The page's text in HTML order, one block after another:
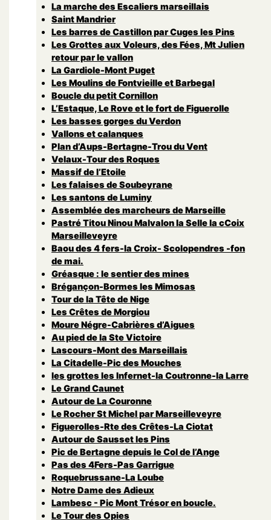
La marche des Escaliers marseillais
Saint Mandrier
Les barres de Castillon par Cuges les Pins
Les Grottes aux Voleurs, des Fées, Mt Julien
retour par le vallon
La Gardiole-Mont Puget
Les Moulins de Fontvieille et Barbegal
Boucle du petit Cornillon
L’Estaque, Le Rove et le fort de Figuerolle
Les basses gorges du Verdon
Vallons et calanques
Plan d’Aups-Bertagne-Trou du Vent
Velaux-Tour des Roques
Massif de l’Etoile
Les falaises de Soubeyrane
Les santons de Luminy
Assemblée des marcheurs de Marseille
Pastré Titou Ninou Malvalon la Selle la cCoix
Marseilleveyre
Baou des 4 fers-la Croix- Scolopendres -fon
de mai.
Gréasque : le sentier des mines
Brégançon-Bormes les Mimosas
Tour de la Tête de Nige
Les Crêtes de Morgiou
Moure Négre-Cabrières d’Aigues
Au pied de la Ste Victoire
Lascours-Mont des Marseillais
La Citadelle-Pic des Mouches
les grottes les Infernet-la Coutronne-la Larre
Le Grand Caunet
Autour de La Couronne
Le Rocher St Michel par Marseilleveyre
Figuerolles-Rte des Crêtes-La Ciotat
Autour de Sausset les Pins
Pic de Bertagne depuis le Col de l’Ange
Pas des 4Fers-Pas Garrigue
Roquebrussane-La Loube
Notre Dame des Adieux
Lambesc - Pic Mont Trésor en boucle.
Le Tour des Opies